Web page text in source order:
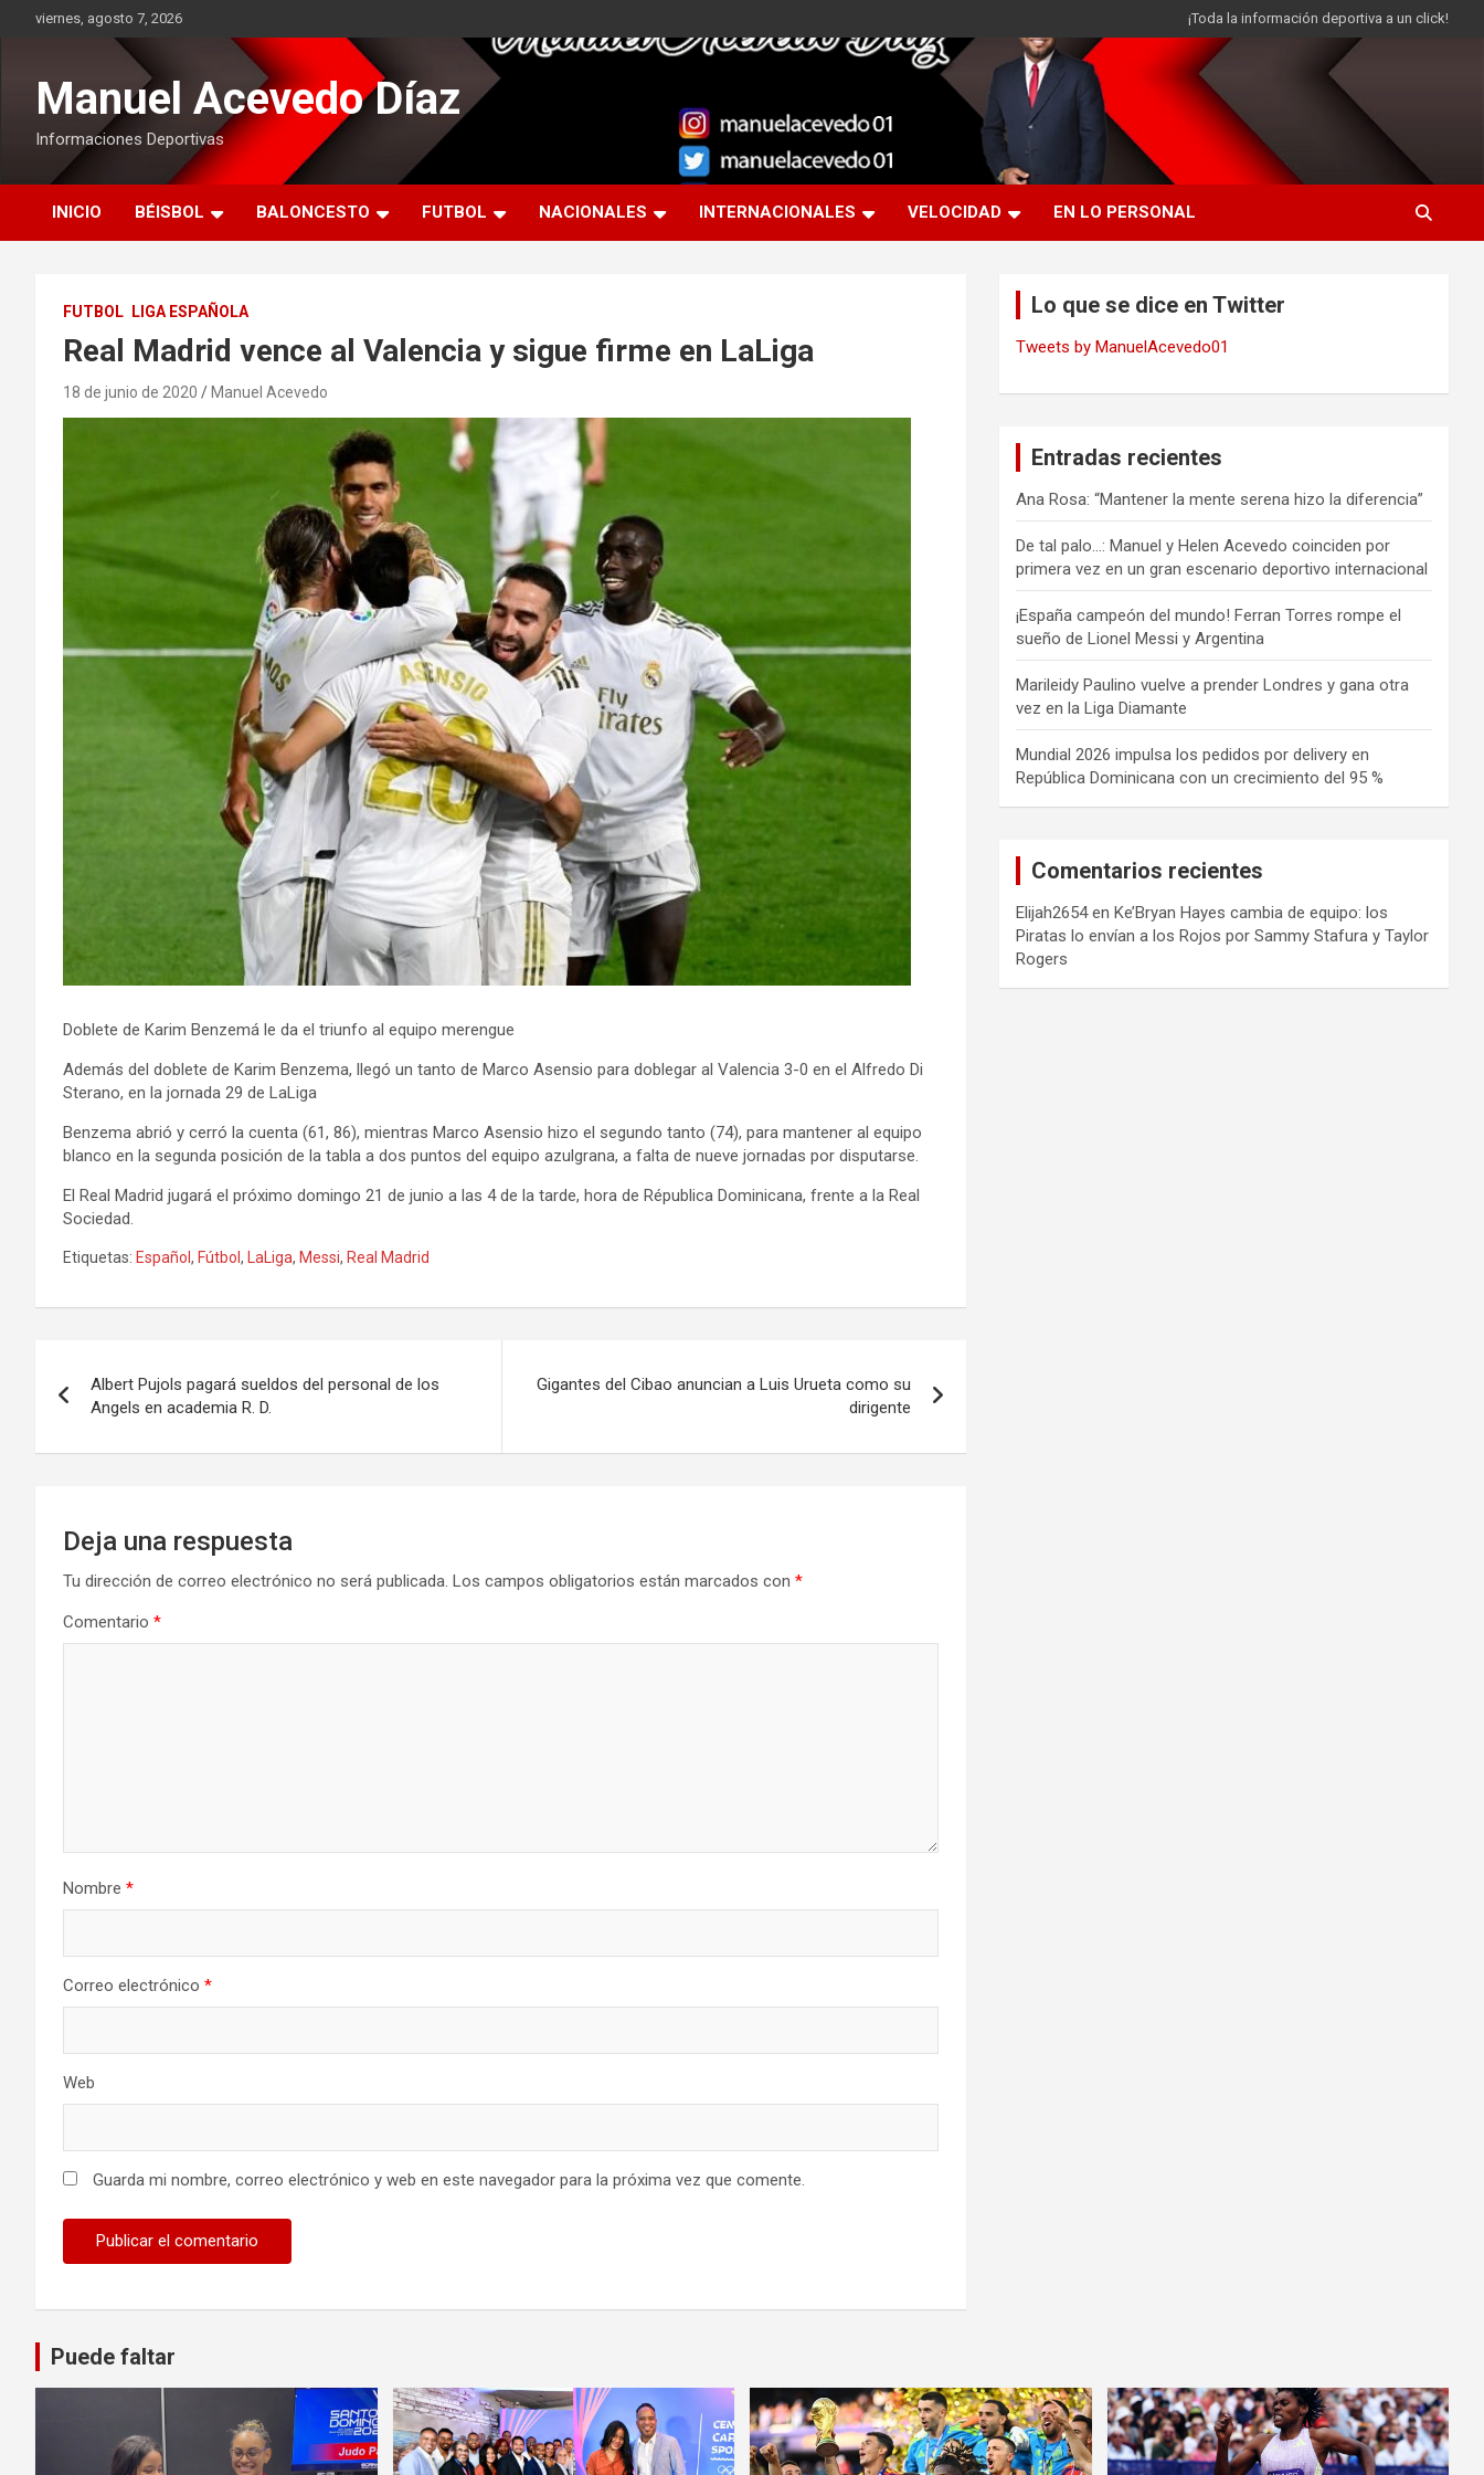
viernes, agosto 7, 2026 ¡Toda la información deportiva a un click!
Manuel Acevedo Díaz
Informaciones Deportivas
INICIO BÉISBOL BALONCESTO FUTBOL NACIONALES INTERNACIONALES VELOCIDAD EN LO PERSONAL
FUTBOL LIGA ESPAÑOLA
Real Madrid vence al Valencia y sigue firme en LaLiga
18 de junio de 2020 Manuel Acevedo
Doblete de Karim Benzemá le da el triunfo al equipo merengue
Además del doblete de Karim Benzema, llegó un tanto de Marco Asensio para doblegar al Valencia 3-0 en el Alfredo Di
Sterano, en la jornada 29 de LaLiga
Benzema abrió y cerró la cuenta (61, 86), mientras Marco Asensio hizo el segundo tanto (74), para mantener al equipo
blanco en la segunda posición de la tabla a dos puntos del equipo azulgrana, a falta de nueve jornadas por disputarse.
El Real Madrid jugará el próximo domingo 21 de junio a las 4 de la tarde, hora de Républica Dominicana, frente a la Real
Sociedad.
Etiquetas: Español , Fútbol , LaLiga, Messi, Real Madrid
de
entradas
Albert Pujols pagará sueldos del personal de los
Angels en academia R. D.
Gigantes del Cibao anuncian a Luis Urueta como su
dirigente
Deja una respuesta
Tu dirección de correo electrónico no será publicada. Los campos obligatorios están marcados con *
Comentario *
Nombre *
Correo electrónico *
Web
Guarda mi nombre, correo electrónico y web en este navegador para la próxima vez que comente.
Lo que se dice en Twitter
Tweets by ManuelAcevedo01
Entradas recientes
Ana Rosa: “Mantener la mente serena hizo la diferencia”
De tal palo…: Manuel y Helen Acevedo coinciden por
primera vez en un gran escenario deportivo internacional
¡España campeón del mundo! Ferran Torres rompe el
sueño de Lionel Messi y Argentina
Marileidy Paulino vuelve a prender Londres y gana otra
vez en la Liga Diamante
Mundial 2026 impulsa los pedidos por delivery en
República Dominicana con un crecimiento del 95 %
Comentarios recientes
Elijah2654enKe’Bryan Hayes cambia de equipo: los
Piratas lo envían a los Rojos por Sammy Stafura y Taylor
Rogers
Puede faltar